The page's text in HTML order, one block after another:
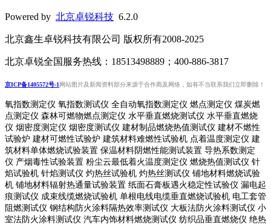
Powered by 北京卓锐科技 6.2.0
北京鑫生卓锐科技有限公司 版权所有2008-2025
北京卓锐全国服务热线：18513498889；400-886-3817
京ICP备1405572号-1网站图片及新闻资料部分来源于合作商及网络，如有不当联系我们立即删除！
氧指数测定仪 氧指数测试仪 全自动氧指数测定仪 燃点测定仪 煤炭燃
点测定仪 森林可燃物燃点测定仪 水平垂直燃烧测试仪 水平垂直燃烧
仪 烟密度测定仪 烟密度测试仪 建材制品燃烧热值测试仪 建材不燃性
试验炉 建材可燃性试验炉 建筑材料难燃性试验机 点着温度测定仪 建
筑材料单体燃烧试验装置 保温材料阴燃性能测试装置 导热系数测定
仪 产烟毒性试验装置 粉尘云最低着火温度测定仪 燃烧热值测试仪 针
焰试验机 针焰测试仪 灼热丝试验机 灼热丝测试仪 铺地材料燃烧试验
机 铺地材料辐射热通量试验装置 纸面石膏板遇火稳定性试验仪 漏电起
痕测试仪 成束线缆燃烧试验机 单根电线电缆垂直燃烧试验机 电工套管
阻燃测试仪 钢结构防火涂料隔热效率测试仪 大板法防火涂料测试仪 小
室法防火涂料测试仪 汽车内饰材料燃烧测试仪 纺织品垂直燃烧仪 绝热